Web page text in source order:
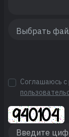
Соглашаюсь с